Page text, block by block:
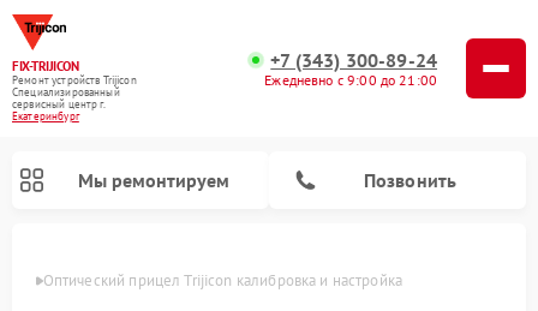
FIX-TRIJICON
Ремонт устройств Trijicon
Специализированный
cервисный центр г.
Екатеринбург
+7 (343) 300-89-24
Ежедневно с 9:00 до 21:00
Мы ремонтируем Позвонить
Оптический прицел Trijicon калибровка и настройка